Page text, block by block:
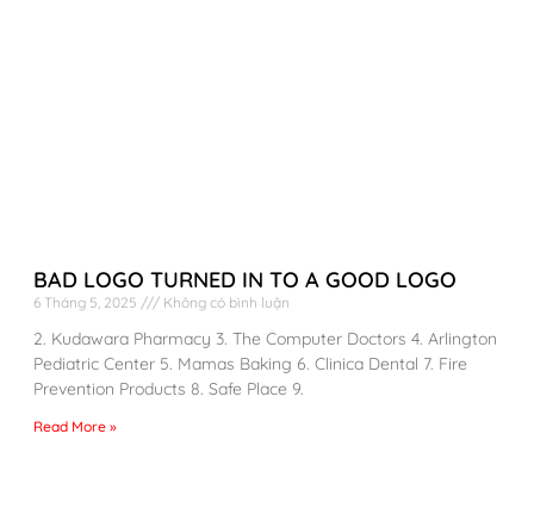
BAD LOGO TURNED IN TO A GOOD LOGO
6 Tháng 5, 2025 Không có bình luận
2. Kudawara Pharmacy 3. The Computer Doctors 4. Arlington
Pediatric Center 5. Mamas Baking 6. Clinica Dental 7. Fire
Prevention Products 8. Safe Place 9.
Read More »